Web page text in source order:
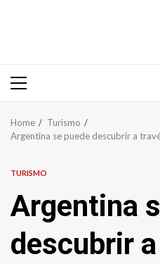
Primary
Home
Turismo
Argentina se puede descubrir a
TURISMO
Argentina
descubrir